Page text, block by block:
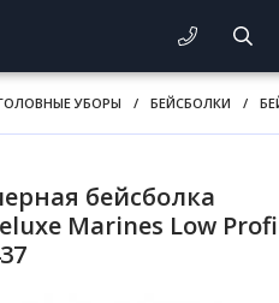
УБОРЫ / БЕЙСБОЛКИ /
бейсболка
Marines Low